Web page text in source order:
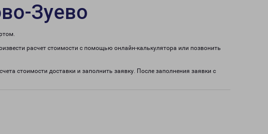
Зуево
расчет стоимости с помощью онлайн-калькулятора или позвонить
стоимости доставки и заполнить заявку. После заполнения заявки с